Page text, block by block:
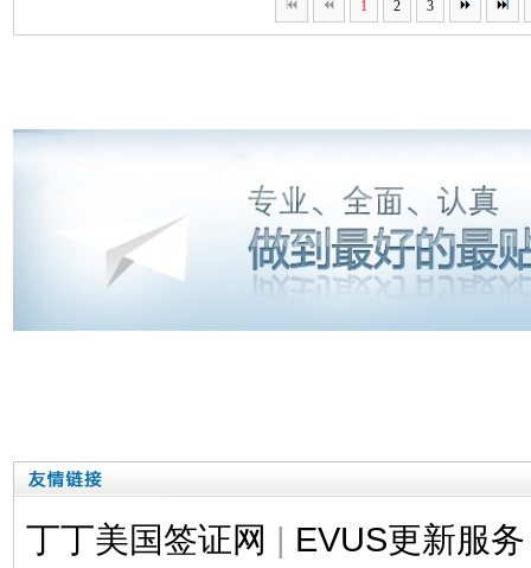
1 2 3
丁丁美国签证网 | EVUS更新服务